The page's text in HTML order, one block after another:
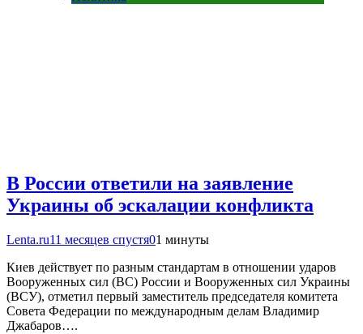
В России ответили на заявление
Украины об эскалации конфликта
Lenta.ru11 месяцев спустя01 минуты
Киев действует по разным стандартам в отношении ударов
Вооруженных сил (ВС) России и Вооруженных сил Украины
(ВСУ), отметил первый заместитель председателя комитета
Совета Федерации по международным делам Владимир
Джабаров….